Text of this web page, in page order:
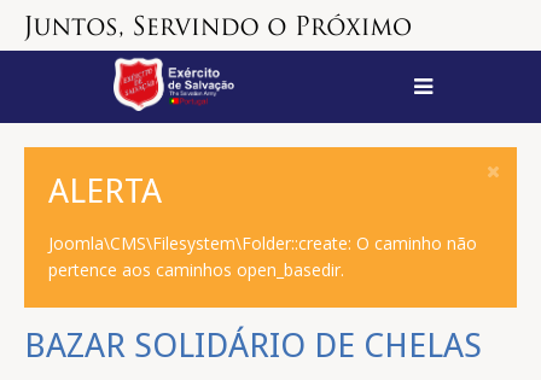
ALERTA
Joomla\CMS\Filesystem\Folder::create: O caminho não
pertence aos caminhos open_basedir.
BAZAR SOLIDÁRIO DE CHELAS